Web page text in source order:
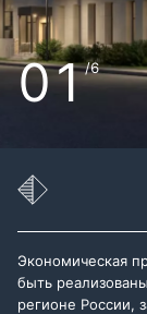
01/6
Экономическая
быть
регионе России,